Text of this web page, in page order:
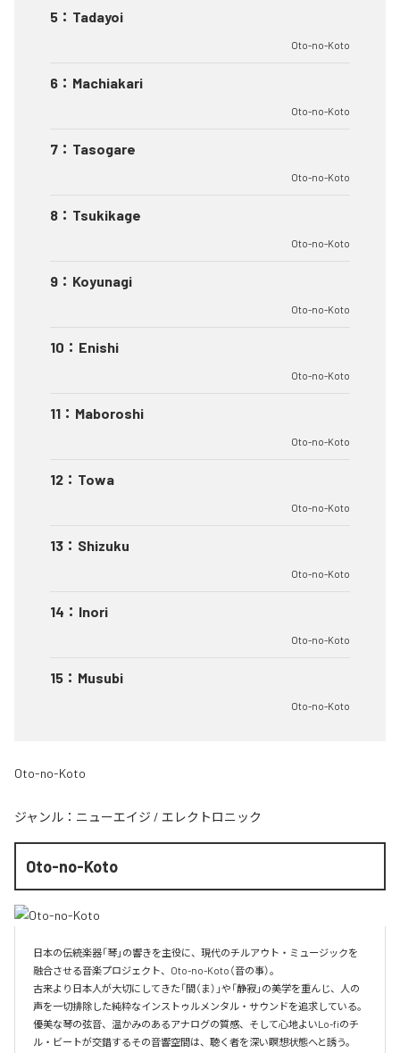
5 ： Tadayoi
Oto-no-Koto
6 ： Machiakari
Oto-no-Koto
7 ： Tasogare
Oto-no-Koto
8 ： Tsukikage
Oto-no-Koto
9 ： Koyunagi
Oto-no-Koto
10 ： Enishi
Oto-no-Koto
11 ： Maboroshi
Oto-no-Koto
12 ： Towa
Oto-no-Koto
13 ： Shizuku
Oto-no-Koto
14 ： Inori
Oto-no-Koto
15 ： Musubi
Oto-no-Koto
Oto-no-Koto
ジャンル： ニューエイジ / エレクトロニック
Oto-no-Koto
日本の伝統楽器「琴」の響きを主役に、現代のチルアウト・ミュージックを
融合させる音楽プロジェクト、Oto-no-Koto（音の事）。
古来より日本人が大切にしてきた「間（ま）」や「静寂」の美学を重んじ、人の
声を一切排除した純粋なインストゥルメンタル・サウンドを追求している。
優美な琴の弦音、温かみのあるアナログの質感、そして心地よいLo-fiのチ
ル・ビートが交錯するその音響空間は、聴く者を深い瞑想状態へと誘う。